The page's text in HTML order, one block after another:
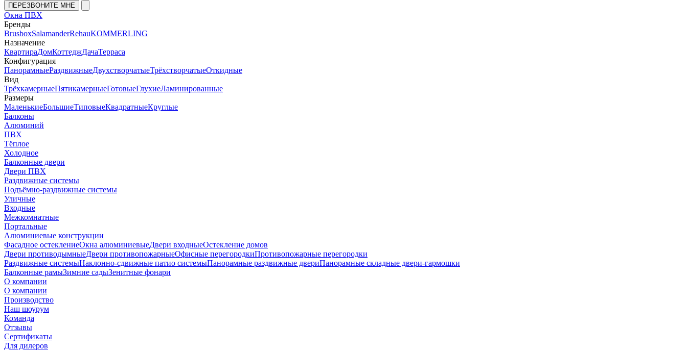
ПЕРЕЗВОНИТЕ МНЕ
Окна ПВХ
Бренды
BrusboxSalamanderRehauKOMMERLING
Назначение
КвартираДомКоттеджДачаТерраса
Конфигурация
ПанорамныеРаздвижныеДвухстворчатыеТрёхстворчатыеОткидные
Вид
ТрёхкамерныеПятикамерныеГотовыеГлухиеЛаминированные
Размеры
МаленькиеБольшиеТиповыеКвадратныеКруглые
Балконы
Алюминий
ПВХ
Тёплое
Холодное
Балконные двери
Двери ПВХ
Раздвижные системы
Подъёмно-раздвижные системы
Уличные
Входные
Межкомнатные
Портальные
Алюминиевые конструкции
Фасадное остеклениеОкна алюминиевыеДвери входныеОстекление домов
Двери противодымныеДвери противопожарныеОфисные перегородкиПротивопожарные перегородки
Раздвижные системыНаклонно-сдвижные патио системыПанорамные раздвижные двериПанорамные складные двери-гармошки
Балконные рамыЗимние садыЗенитные фонари
О компании
О компании
Производство
Наш шоурум
Команда
Отзывы
Сертификаты
Для дилеров